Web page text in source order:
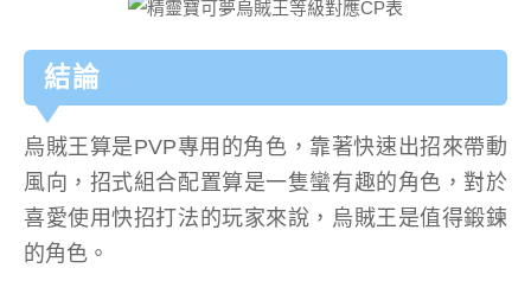
結論
烏賊王算是PVP專用的角色，靠著快速出招來帶動
風向，招式組合配置算是一隻蠻有趣的角色，對於
喜愛使用快招打法的玩家來說，烏賊王是值得鍛鍊
的角色。